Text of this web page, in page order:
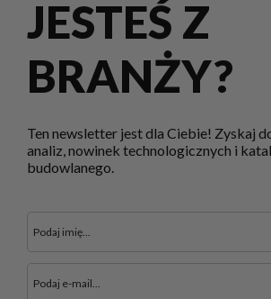
JESTEŚ Z
BRANŻY?
Ten newsletter jest dla Ciebie! Zyskaj
analiz, nowinek technologicznych i
budowlanego.